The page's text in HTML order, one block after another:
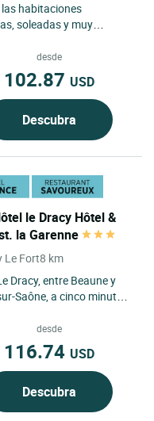
las habitaciones
soleadas y muy
hamman perfumado...
desde
102.87 USD
Descubra
le Dracy Hôtel &
la Garenne
Le Fort8 km
Dracy, entre Beaune y
Saône, a cinco minutos
en...desde
116.74 USD
Descubra